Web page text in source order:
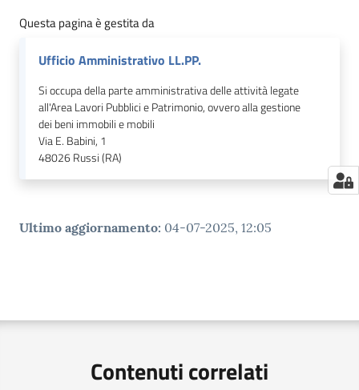
Questa pagina è gestita da
Ufficio Amministrativo LL.PP.
Si occupa della parte amministrativa delle attività legate
all'Area Lavori Pubblici e Patrimonio, ovvero alla gestione
dei beni immobili e mobili
Via E. Babini, 1
48026Russi (RA)
Ultimo aggiornamento: 04-07-2025, 12:05
Contenuti correlati